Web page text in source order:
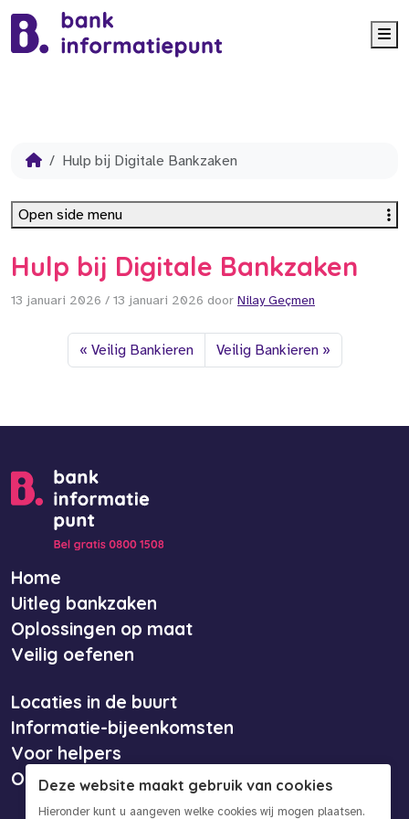
Hulp bij Digitale Bankzaken
Hulp bij Digitale Bankzaken
13 januari 2026 / 13 januari 2026 door Nilay Geçmen
Veilig Bankieren Veilig Bankieren
Open side menu
Home
Uitleg bankzaken
Oplossingen op maat
Veilig oefenen
Locaties in de buurt
Informatie-bijeenkomsten
Voor helpers
Over ons
Deze website maakt gebruik van cookies
Hieronder kunt u aangeven welke cookies wij mogen plaatsen.